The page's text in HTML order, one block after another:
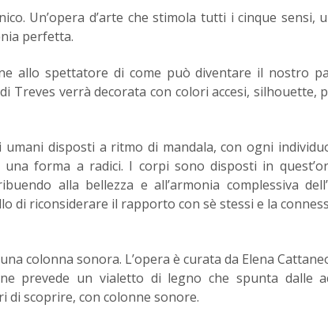
Un’opera d’arte che stimola tutti i cinque sensi,
perfetta.
allo spettatore di come può diventare il nostro
Treves verrà decorata con colori accesi, silhouette,
umani disposti a ritmo di mandala, con ogni
forma a radici. I corpi sono disposti in
alla bellezza e all’armonia complessiva
di riconsiderare il rapporto con sè stessi e la
colonna sonora. L’opera è curata da Elena
prevede un vialetto di legno che spunta dalle
scoprire, con colonne sonore.